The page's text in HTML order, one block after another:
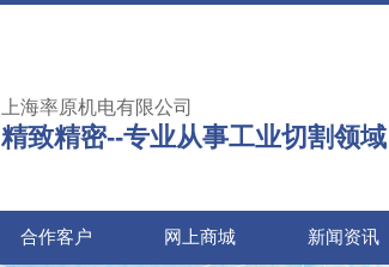
上海率原机电有限公司
精致精密--专业从事工业切割领域
合作客户 网上商城 新闻资讯